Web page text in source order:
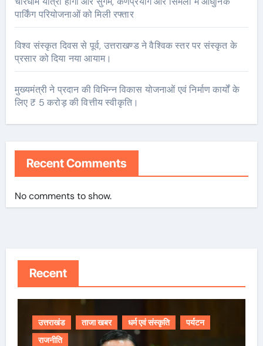
पार्किंग परियोजनाओं को मिली रफ्तार
विश्व संस्कृत दिवस से पूर्व, उत्तराखण्ड ने वैश्विक स्तर पर संस्कृत के
प्रसार को दिया नया आयाम।
मुख्यमंत्री ने प्रदान की विभिन्न विकास योजनाओं एवं निर्माण कार्यों के
लिए ₹ 5 करोड़ की वित्तीय स्वीकृति।
Recent Comments
No comments to show.
Recent
उत्तराखंड ताजा खबर धर्म एवं संस्कृति
पर्यटन
राजनीति